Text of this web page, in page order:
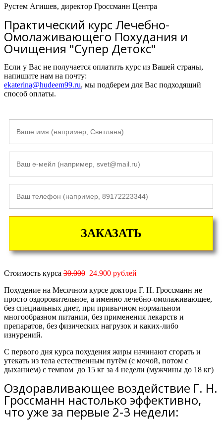
Рустем Агишев, директор Гроссманн Центра
Практический курс Лечебно-
Омолаживающего Похудания и
Очищения "Супер Детокс"
Если у Вас не получается оплатить курс из Вашей страны,
напишите нам на почту:
ekaterina@hudeem99.ru, мы подберем для Вас подходящий
способ оплаты.
ЗАКАЗАТЬ
Стоимость курса 30.000 24.900 рублей
Похудение на Месячном курсе доктора Г. Н. Гроссманн не
просто оздоровительное, а именно лечебно-омолаживающее,
без специальных диет, при привычном нормальном
многообразном питании, без применения лекарств и
препаратов, без физических нагрузок и каких-либо
изнурений.
С первого дня курса похудения жиры начинают сгорать и
утекать из тела естественным путём (с мочой, потом с
дыханием) с темпом до 15 кг за 4 недели (мужчины до 18 кг)
Оздоравливающее воздействие Г. Н.
Гроссманн настолько эффективно,
что уже за первые 2-3 недели: